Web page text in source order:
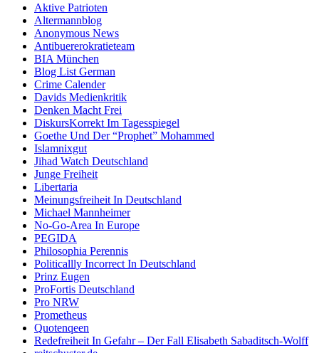
Aktive Patrioten
Altermannblog
Anonymous News
Antibuererokratieteam
BIA München
Blog List German
Crime Calender
Davids Medienkritik
Denken Macht Frei
DiskursKorrekt Im Tagesspiegel
Goethe Und Der “Prophet” Mohammed
Islamnixgut
Jihad Watch Deutschland
Junge Freiheit
Libertaria
Meinungsfreiheit In Deutschland
Michael Mannheimer
No-Go-Area In Europe
PEGIDA
Philosophia Perennis
Politicallly Incorrect In Deutschland
Prinz Eugen
ProFortis Deutschland
Pro NRW
Prometheus
Quotenqeen
Redefreiheit In Gefahr – Der Fall Elisabeth Sabaditsch-Wolff